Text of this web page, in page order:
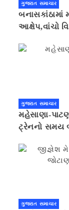
ગુજરાત સમાચાર
બનાસકાંઠામાં
આક્ષેપ,વાંચો
ગુજરાત સમાચાર
મહેસાણા-
ટ્રેનનો સમય
ગુજરાત સમાચાર